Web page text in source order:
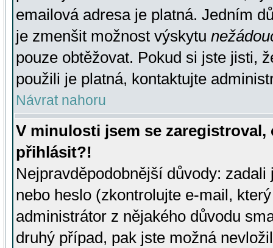
emailová adresa je platná. Jedním
je zmenšit možnost výskytu
pouze obtěžovat. Pokud si jste jisti,
použili je platná, kontaktujte
Návrat nahoru
V minulosti jsem se
přihlásit?!
Nejpravděpodobnější důvody:
nebo heslo (zkontrolujte e-mail,
administrátor z nějakého důvodu
druhý případ, pak jste možná